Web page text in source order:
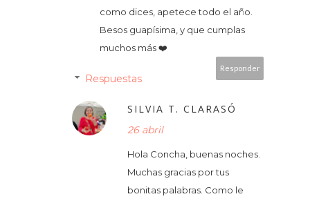
como dices, apetece todo el año.
Besos guapísima, y que cumplas
muchos más ❤️
Responder
Respuestas
SILVIA T. CLARASÓ
26 abril
Hola Concha, buenas noches.
Muchas gracias por tus
bonitas palabras. Como le